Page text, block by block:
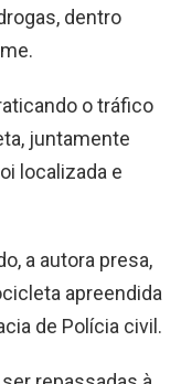
dentro
o tráfico
juntamente
localizada e
a autora presa,
apreendida
de Polícia civil.